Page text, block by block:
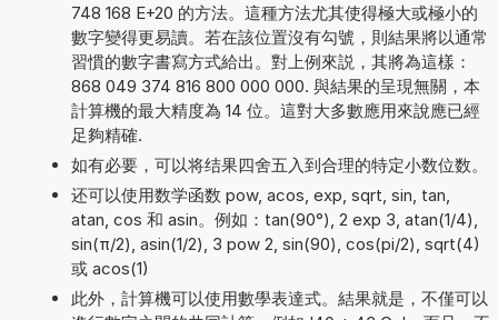
748 168 E+20 的方法。這種方法尤其使得極大或極小的
數字變得更易讀。若在該位置沒有勾號，則結果將以通常
習慣的數字書寫方式給出。對上例來説，其將為這樣：
868 049 374 816 800 000 000. 與結果的呈現無關，本
計算機的最大精度為 14 位。這對大多數應用來說應已經
足夠精確.
如有必要，可以将结果四舍五入到合理的特定小数位数。
还可以使用数学函数 pow, acos, exp, sqrt, sin, tan,
atan, cos 和 asin。例如：tan(90°), 2 exp 3, atan(1/4),
sin(π/2), asin(1/2), 3 pow 2, sin(90), cos(pi/2), sqrt(4)
或 acos(1)
此外，計算機可以使用數學表達式。結果就是，不僅可以